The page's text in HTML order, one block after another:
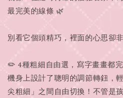
最完美的線條 🌿
別看它個頭精巧，裡面的心思卻
✏️ 4種粗細自由選，寫字畫畫都
機身上設計了聰明的調節轉鈕，
尖粗細」之間自由切換！不管是